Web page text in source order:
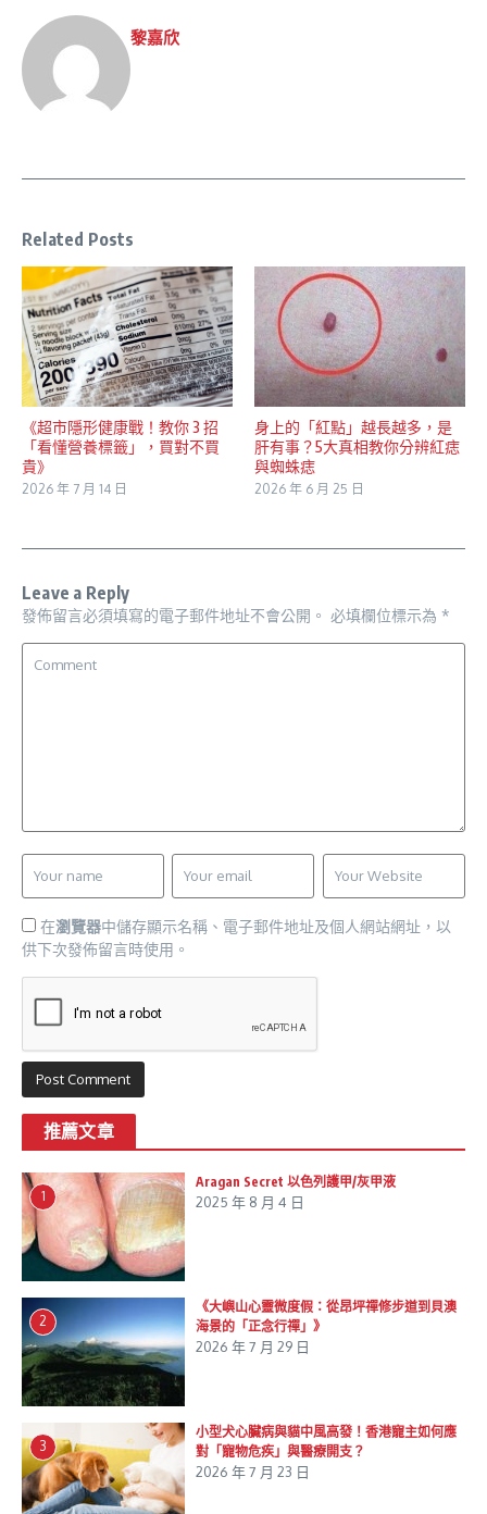
黎嘉欣
Related Posts
《超市隱形健康戰！教你 3 招
「看懂營養標籤」，買對不買
貴》
2026 年 7 月 14 日
身上的「紅點」越長越多，是
肝有事？5大真相教你分辨紅痣
與蜘蛛痣
2026 年 6 月 25 日
Leave a Reply
發佈留言必須填寫的電子郵件地址不會公開。 必填欄位標示為 *
在瀏覽器中儲存顯示名稱、電子郵件地址及個人網站網址，以
供下次發佈留言時使用。
推薦文章
1
Aragan Secret 以色列護甲/灰甲液
2025 年 8 月 4 日
2
《大嶼山心靈微度假：從昂坪禪修步道到貝澳
海景的「正念行禪」》
2026 年 7 月 29 日
3
小型犬心臟病與貓中風高發！香港寵主如何應
對「寵物危疾」與醫療開支？
2026 年 7 月 23 日